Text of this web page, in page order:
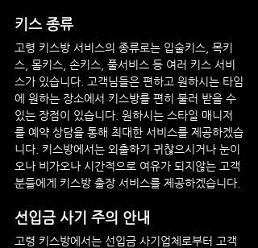
키스 종류
고령 키스방 서비스의 종류로는 입술키스, 목키
스, 몸키스, 손키스, 풀서비스 등 여러 키스 서비
스가 있습니다. 고객님들은 편하고 원하시는 타임
에 원하는 장소에서 키스방를 편히 불러 받을 수
있는 장점이 있습니다. 원하시는 스타일 매니저
를 예약 상담을 통해 최대한 서비스를 제공하겠습
니다. 키스방에서는 외출하기 귀찮으시거나 눈이
오나 비가오나 시간적으로 여유가 되지않는 고객
분들에게 키스방 출장 서비스를 제공하겠습니다.
선입금 사기 주의 안내
고령 키스방에서는 선입금 사기업체로부터 고객